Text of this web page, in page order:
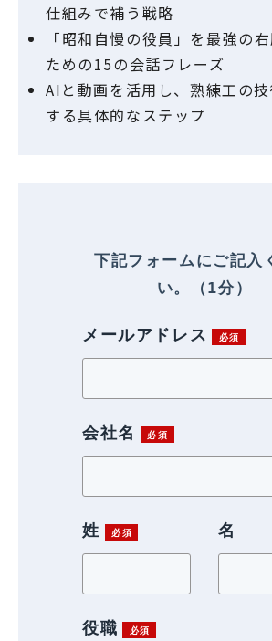
仕組みで補う戦略
「昭和自慢の役員」を最強の
ための15の会話フレーズ
AIと動画を活用し、熟練工の
する具体的なステップ
下記フォームにご記入
い。（1分）
メールアドレス
会社名
姓 名
役職